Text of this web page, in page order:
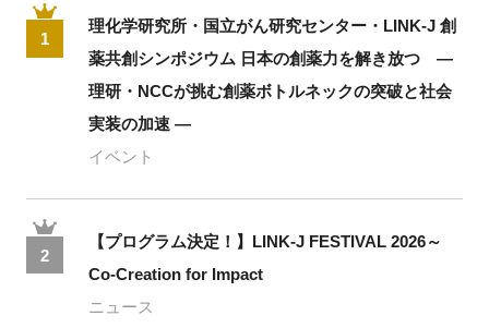
1
理化学研究所・国立がん研究センター・LINK-J 創
薬共創シンポジウム 日本の創薬力を解き放つ ―
理研・NCCが挑む創薬ボトルネックの突破と社会
実装の加速 ―
イベント
2
【プログラム決定！】LINK-J FESTIVAL 2026～
Co-Creation for Impact
ニュース